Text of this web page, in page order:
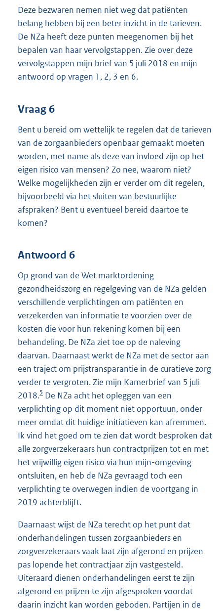
Deze bezwaren nemen niet weg dat patiënten
belang hebben bij een beter inzicht in de tarieven.
De NZa heeft deze punten meegenomen bij het
bepalen van haar vervolgstappen. Zie over deze
vervolgstappen mijn brief van 5 juli 2018 en mijn
antwoord op vragen 1, 2, 3 en 6.
Vraag 6
Bent u bereid om wettelijk te regelen dat de tarieven
van de zorgaanbieders openbaar gemaakt moeten
worden, met name als deze van invloed zijn op het
eigen risico van mensen? Zo nee, waarom niet?
Welke mogelijkheden zijn er verder om dit regelen,
bijvoorbeeld via het sluiten van bestuurlijke
afspraken? Bent u eventueel bereid daartoe te
komen?
Antwoord 6
Op grond van de Wet marktordening
gezondheidszorg en regelgeving van de NZa gelden
verschillende verplichtingen om patiënten en
verzekerden van informatie te voorzien over de
kosten die voor hun rekening komen bij een
behandeling. De NZa ziet toe op de naleving
daarvan. Daarnaast werkt de NZa met de sector aan
een traject om prijstransparantie in de curatieve zorg
verder te vergroten. Zie mijn Kamerbrief van 5 juli
2018.5 De NZa acht het opleggen van een
verplichting op dit moment niet opportuun, onder
meer omdat dit huidige initiatieven kan afremmen.
Ik vind het goed om te zien dat wordt besproken dat
alle zorgverzekeraars hun contractprijzen tot en met
het vrijwillig eigen risico via hun mijn-omgeving
ontsluiten, en heb de NZa gevraagd toch een
verplichting te overwegen indien de voortgang in
2019 achterblijft.
Daarnaast wijst de NZa terecht op het punt dat
onderhandelingen tussen zorgaanbieders en
zorgverzekeraars vaak laat zijn afgerond en prijzen
pas lopende het contractjaar zijn vastgesteld.
Uiteraard dienen onderhandelingen eerst te zijn
afgerond en prijzen te zijn afgesproken voordat
daarin inzicht kan worden geboden. Partijen in de